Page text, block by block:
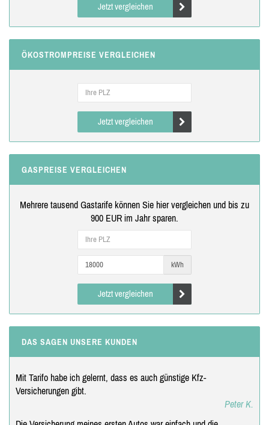
Jetzt vergleichen
ÖKOSTROMPREISE VERGLEICHEN
Jetzt vergleichen
GASPREISE VERGLEICHEN
Mehrere tausend Gastarife können Sie hier vergleichen und bis zu
900 EUR im Jahr sparen.
kWh
Jetzt vergleichen
DAS SAGEN UNSERE KUNDEN
Mit Tarifo habe ich gelernt, dass es auch günstige Kfz-
Versicherungen gibt.
Peter K.